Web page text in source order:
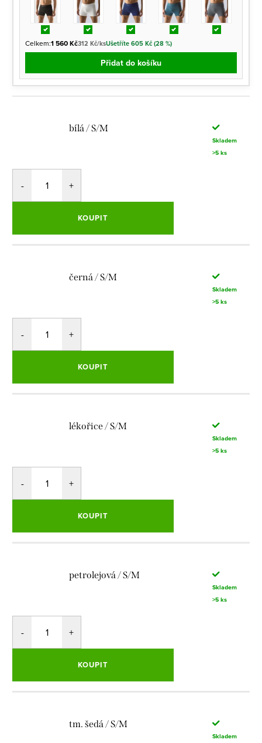
Celkem:1 560 Kč312 Kč/ksUšetříte 605 Kč (28 %)
Přidat do košíku
bílá / S/M
Skladem
>5 ks
KOUPIT
černá / S/M
Skladem
>5 ks
KOUPIT
lékořice / S/M
Skladem
>5 ks
KOUPIT
petrolejová / S/M
Skladem
>5 ks
KOUPIT
tm. šedá / S/M
Skladem